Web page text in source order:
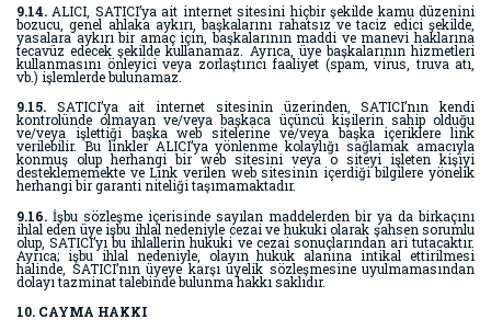
9.14. ALICI, SATICI’ya ait internet sitesini hiçbir şekilde kamu düzenini
bozucu, genel ahlaka aykırı, başkalarını rahatsız ve taciz edici şekilde,
yasalara aykırı bir amaç için, başkalarının maddi ve manevi haklarına
tecavüz edecek şekilde kullanamaz. Ayrıca, üye başkalarının hizmetleri
kullanmasını önleyici veya zorlaştırıcı faaliyet (spam, virus, truva atı,
vb.) işlemlerde bulunamaz.
9.15. SATICI’ya ait internet sitesinin üzerinden, SATICI’nın kendi
kontrolünde olmayan ve/veya başkaca üçüncü kişilerin sahip olduğu
ve/veya işlettiği başka web sitelerine ve/veya başka içeriklere link
verilebilir. Bu linkler ALICI’ya yönlenme kolaylığı sağlamak amacıyla
konmuş olup herhangi bir web sitesini veya o siteyi işleten kişiyi
desteklememekte ve Link verilen web sitesinin içerdiği bilgilere yönelik
herhangi bir garanti niteliği taşımamaktadır.
9.16. İşbu sözleşme içerisinde sayılan maddelerden bir ya da birkaçını
ihlal eden üye işbu ihlal nedeniyle cezai ve hukuki olarak şahsen sorumlu
olup, SATICI’yı bu ihlallerin hukuki ve cezai sonuçlarından ari tutacaktır.
Ayrıca; işbu ihlal nedeniyle, olayın hukuk alanına intikal ettirilmesi
halinde, SATICI’nın üyeye karşı üyelik sözleşmesine uyulmamasından
dolayı tazminat talebinde bulunma hakkı saklıdır.
10. CAYMA HAKKI